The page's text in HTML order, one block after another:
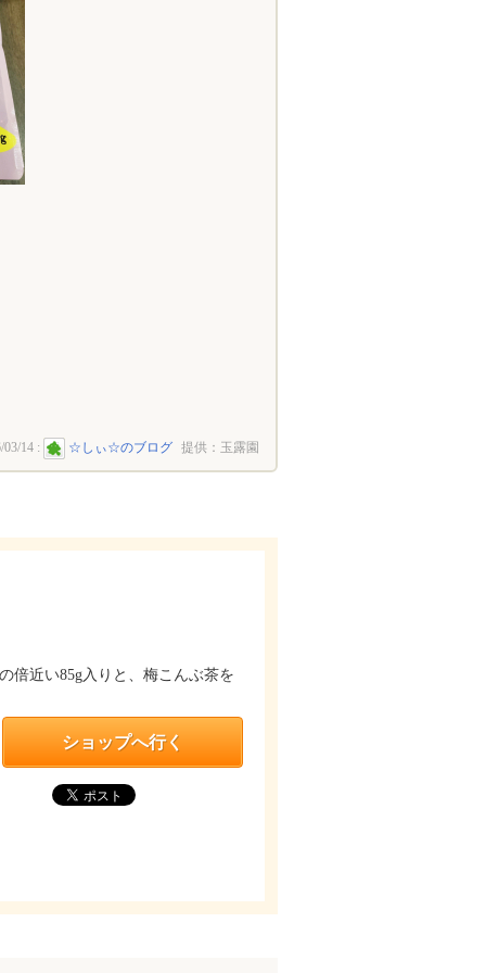
03/14 : ☆しぃ☆のブログ 提供：玉露園
倍近い85g入りと、梅こんぶ茶を
ショップへ行く